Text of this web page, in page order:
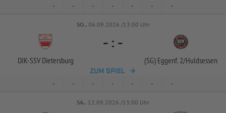
- - - - - - -
SO.. 06.09.2026 /13:00 Uhr
DJK-SSV Dietersburg
- : -
(SG) Eggenf. 2/Huldsessen
ZUM SPIEL
- - - - - - -
SA.. 12.09.2026 /13:00 Uhr